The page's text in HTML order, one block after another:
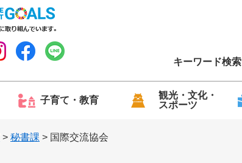
キーワード検索
子育て・教育
観光・文化・
スポーツ
> 秘書課 > 国際交流協会